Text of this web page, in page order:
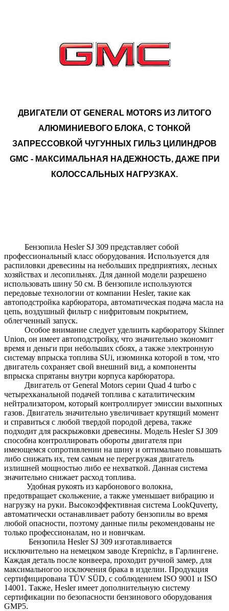
ДВИГАТЕЛИ ОТ GENERAL MOTORS ИЗ ЛИТОГО
АЛЮМИНИЕВОГО БЛОКА, С ТОНКОЙ
ЗАПРЕССОВКОЙ ЧУГУННЫХ ГИЛЬЗ ЦИЛИНДРОВ
GMC - МАКСИМАЛЬНАЯ НАДЕЖНОСТЬ, ДАЖЕ ПРИ
КОЛОССАЛЬНЫХ НАГРУЗКАХ.
Бензопила Hesler SJ 309 представляет собой
профессиональный класс оборудования. Используется для
распиловки древесины на небольших предприятиях, лесных
хозяйствах и лесопильнях. Для данной модели разрешено
использовать шину 50 см. В бензопиле используются
передовые технологии от компании Hesler, такие как
автоподстройка карбюратора, автоматическая подача масла на
цепь, воздушный фильтр с нифритовым покрытием,
облегченный запуск.
Особое внимание следует уделиить карбюратору Skinner
Union, он имеет автоподстройку, что значительно экономит
время и деньги при небольших сбоях, а также электронную
системау впрыска топлива SUi, изюминка которой в том, что
двигатель сохраняет свой внешний вид, а компоненты
впрыска спрятаны внутри корпуса карбюратора.
Двигатель от General Motors серии Quad 4 turbo с
четырехканальной подачей топлива с каталитическим
нейтрализатором, который контроллирует эмиссии выхопных
газов. Двигатель значительно увеличивает крутящий момент
и справиться с любой твердой породой дерева, также
подходит для раскрыжовки древесины. Модель Hesler SJ 309
способна контроллировать обороты двигателя при
имеющемся сопротивлении на шину и оптимально повышать
либо снижать их, тем самым не перегружая двигатель
излишней мощностью либо ее нехваткой. Данная система
значительно снижает расход топлива.
Удобная рукоять из карбонового волокна,
предотвращает скольжение, а также уменьшает вибрацию и
нагрузку на руки. Высокоэффективная система LookQuverty,
автоматически останавливает работу бензопилы во время
любой опасности, поэтому данные пилы рекомендованы не
только профессионалам, но и новичкам.
Бензопила Hesler SJ 309 изготавливается
исключительно на немецком заводе Krepnichz, в Гарлингене.
Каждая деталь после конвеера, проходит ручной замер, для
максимальногоо исключения брака в изделии. Продукция
сертифицирована TÜV SÜD, с соблюдением ISO 9001 и ISO
14001. Также, Hesler имеет дополнительную систему
сертификации по безопасности бензинового оборудования
GMP5.